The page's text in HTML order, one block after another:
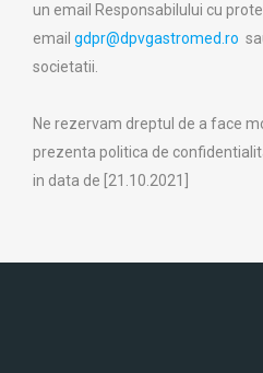
un email Responsabilului cu
email gdpr@dpvgastromed.ro
societatii.
Ne rezervam dreptul de a face
prezenta politica de
in data de [21.10.2021]